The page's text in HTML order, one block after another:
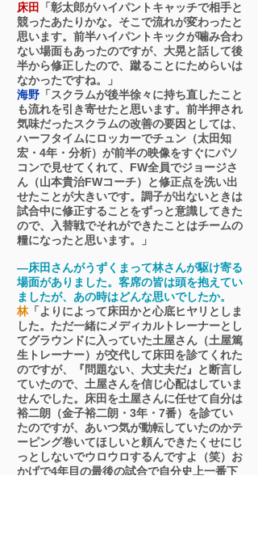
床田
「彰太郎がハイパントキャッチで相手と
競ったあたりかな。そこで流れが変わったと
思います。前半ハイパントキックが噛み合わ
ない場面もあったのですが、大晃と話して後
半から修正したので、蹴ることにためらいは
なかったですね。」
海野 「スクラムが後半徐々に持ち直したこと
も流れを引き寄せたと思います。前半押され
気味だったスクラムの改善の要因としては、
ハーフタイムにロッカーでチュン（太田知
宏・4年・分析）が前半の映像をすぐにパソ
コンで見せてくれて、FW全員でジョージさ
ん（山本貴治FWコーチ）と修正点を洗い出
せたことが大きいです。調子が出ないときは
試合中に修正することをずっと意識してきた
ので、入替戦でそれができたことはチームの
糧になったと思います。」
―床田さんがうずくまって林さんが駆け寄る
場面がありました。客席の皆は頭を抱えてい
ましたが、あの時はどんな思いでしたか。
林「よりによって床田かと心底ヒヤリとしま
した。ただ一緒にメディカルトレーナーとし
てグラウンドに入っていた土屋さん（土屋篤
生トレーナー）が交代して床田を診てくれた
のですが、『問題ない、大丈夫だ』と断言し
ていたので、土屋さんを信じ心配はしていま
せんでした。床田を土屋さんに任せて自分は
裕二朗（金子裕二朗・3年・7番）を診てい
たのですが、あいつ気が動転していたのかテ
ーピング巻いてほしいと頼んできたくせにじ
っとしないでウロウロするんですよ（笑）お
かげで4年目の最後の試合で自分史上一番下